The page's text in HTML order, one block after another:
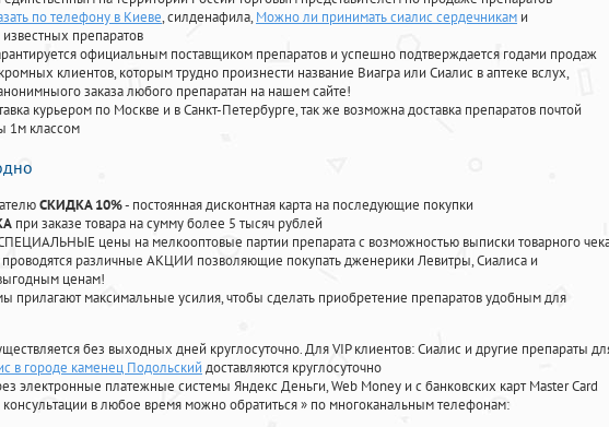
по телефону в Киеве, силденафила, Можно ли принимать сиалис сердечникам и
препаратов
официальным поставщиком препаратов и успешно подтверждается годами продаж
клиентов, которым трудно произнести название Виагра или Сиалис в аптеке вслух,
заказа любого препаратан на нашем сайте!
курьером по Москве и в Санкт-Петербурге, так же возможна доставка препаратов почтой
1м классом
СКИДКА 10%- постоянная дисконтная карта на последующие покупки
при заказе товара на сумму более 5 тысяч рублей
цены на мелкооптовые партии препарата с возможностью выписки товарного
проводятся различные АКЦИИ позволяющие покупать дженерики Левитры, Сиалиса и
ценам!
прилагают максимальные усилия, чтобы сделать приобретение препаратов удобным для
без выходных дней круглосуточно. Для VIP клиентов: Сиалис и другие препараты
в городе каменец Подольский доставляются круглосуточно
электронные платежные системы Яндекс Деньги, Web Money и с банковских карт Master Card
в любое время можно обратиться» по многоканальным телефонам: